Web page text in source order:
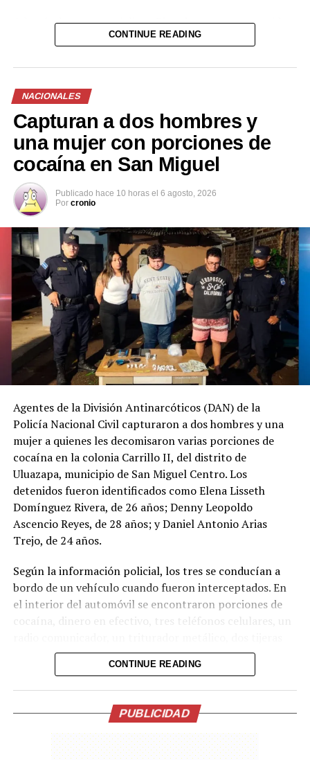
Comparte esto:
Me gusta esto:
Además de ser motociclista, Ricardo era un reconocido
futbolista de la zona y dejó un profundo pesar entre
el momento no se han dado a conocer más detalles
sobre las circunstancias exactas del accidente ni el
estado de salud de su acompañante.
Las autoridades continúan con las investigaciones
correspondientes para determinar las causas del
siniestro vial.
Comparte esto:
Facebook
CONTINUE READING
NACIONALES
Capturan a dos hombres y
una mujer con porciones de
cocaína en San Miguel
Publicado hace 10 horas el 6 agosto, 2026
Por cronio
Agentes de la División Antinarcóticos (DAN) de la
Policía Nacional Civil capturaron a dos hombres y una
mujer a quienes les decomisaron varias porciones de
cocaína en la colonia Carrillo II, del distrito de
Uluazapa, municipio de San Miguel Centro. Los
detenidos fueron identificados como Elena Lisseth
Domínguez Rivera, de 26 años; Denny Leopoldo
Ascencio Reyes, de 28 años; y Daniel Antonio Arias
Trejo, de 24 años.
Según la información policial, los tres se conducían a
bordo de un vehículo cuando fueron interceptados. En
el interior del automóvil se encontraron porciones de
cocaína, dinero en efectivo, tres teléfonos celulares, un
metálicas, un paquete de papel para elaborar cigarrillos
y varias bolsas plásticas transparentes.
Los capturados serán presentados ante los tribunales
correspondientes para enfrentar cargos por el delito de
tráfico ilícito de drogas. La Policía reiteró que este tipo
de actividades ilícitas solo conducen a enfrentar la
CONTINUE READING
PUBLICIDAD